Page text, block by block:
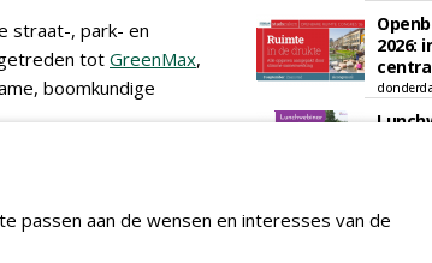
straat-, park- en
tot GreenMax,
boomkundige
bij
Arbeidsmarkt.
2026:
dat
passen aan de wensen en interesses van de